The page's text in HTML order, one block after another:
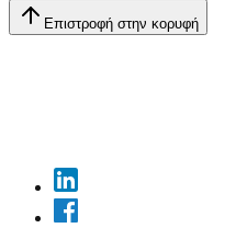
Επιστροφή στην κορυφή